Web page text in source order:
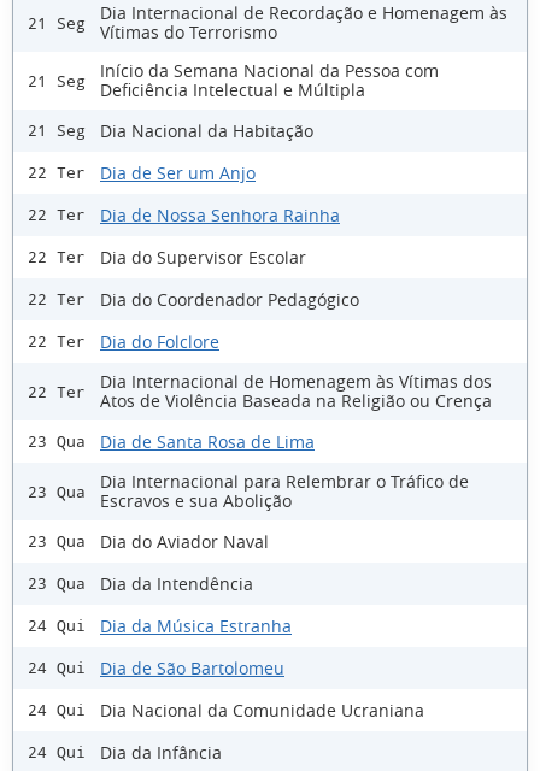
21 Seg
Dia Internacional de Recordação e Homenagem às
Vítimas do Terrorismo
21 Seg
Início da Semana Nacional da Pessoa com
Deficiência Intelectual e Múltipla
21 Seg Dia Nacional da Habitação
22 Ter Dia de Ser um Anjo
22 Ter Dia de Nossa Senhora Rainha
22 Ter Dia do Supervisor Escolar
22 Ter Dia do Coordenador Pedagógico
22 Ter Dia do Folclore
22 Ter
Dia Internacional de Homenagem às Vítimas dos
Atos de Violência Baseada na Religião ou Crença
23 Qua Dia de Santa Rosa de Lima
23 Qua
Dia Internacional para Relembrar o Tráfico de
Escravos e sua Abolição
23 Qua Dia do Aviador Naval
23 Qua Dia da Intendência
24 Qui Dia da Música Estranha
24 Qui Dia de São Bartolomeu
24 Qui Dia Nacional da Comunidade Ucraniana
24 Qui Dia da Infância